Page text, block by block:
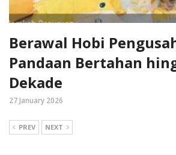
Berawal Hobi
Pandaan Bertahan
Dekade
27 January 2026
PREV NEXT